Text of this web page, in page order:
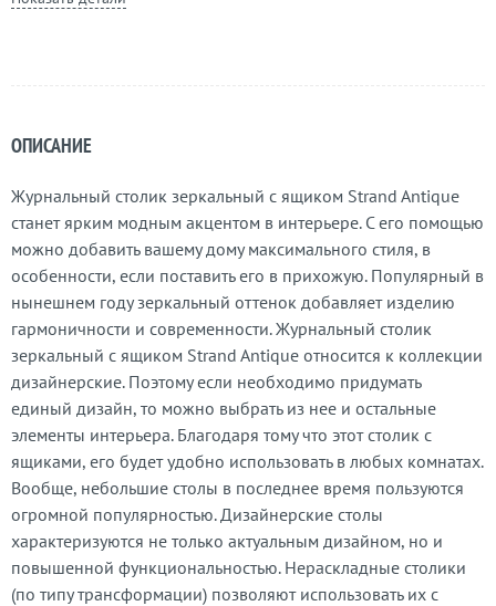
ОПИСАНИЕ
Журнальный столик зеркальный с ящиком Strand Antique
станет ярким модным акцентом в интерьере. С его помощью
можно добавить вашему дому максимального стиля, в
особенности, если поставить его в прихожую. Популярный в
нынешнем году зеркальный оттенок добавляет изделию
гармоничности и современности. Журнальный столик
зеркальный с ящиком Strand Antique относится к коллекции
дизайнерские. Поэтому если необходимо придумать
единый дизайн, то можно выбрать из нее и остальные
элементы интерьера. Благодаря тому что этот столик с
ящиками, его будет удобно использовать в любых комнатах.
Вообще, небольшие столы в последнее время пользуются
огромной популярностью. Дизайнерские столы
характеризуются не только актуальным дизайном, но и
повышенной функциональностью. Нераскладные столики
(по типу трансформации) позволяют использовать их с